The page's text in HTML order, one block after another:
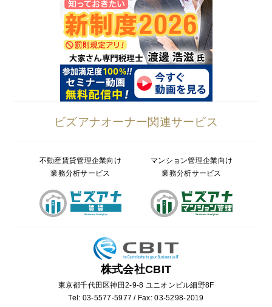
ビズアナオーナー関連サービス
不動産賃貸管理企業向け
業務分析サービス
マンション管理企業向け
業務分析サービス
株式会社CBIT
東京都千代田区神田2-9-8 ユニオンビル細野8F
Tel: 03-5577-5977 / Fax: 03-5298-2019